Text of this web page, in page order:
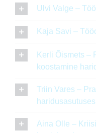
Ulvi Valge –
Kaja Savi –
Kerli Õismets –
koostamine
Triin Vares –
Aina Olle –